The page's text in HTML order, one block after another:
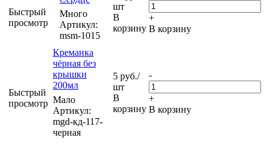
Быстрый
просмотр
Много
Артикул:
msm-1015
шт
В
корзину
+
В корзину
Быстрый
просмотр
Креманка
чёрная без
крышки
200мл
Мало
Артикул:
mgd-кд-117-
черная
5 руб./
шт
В
корзину
-
+
В корзину